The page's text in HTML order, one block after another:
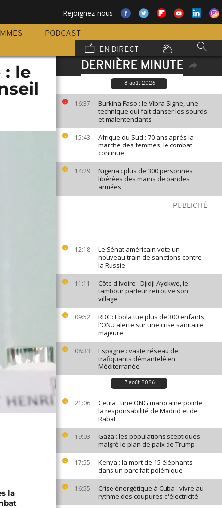
Rejoignez-nous
PODCAST
EN DIRECT
DERNIÈRE MINUTE
8 août 2026
16:37
Burkina Faso : le Vibra-Signe, une
technique qui fait danser les sourds
et malentendants
15:43
Afrique du Sud : 70 ans après la
marche des femmes, le combat
continue
14:29
Nigeria : plus de 300 personnes
libérées des mains de bandes
armées
PUBLICITÉ
12:18
Le Sénat américain vote un
nouveau train de sanctions contre
la Russie
11:11
Côte d'Ivoire : Djidji Ayokwe, le
tambour parleur retrouve son
village
09:52
RDC : Ebola tue plus de 300 enfants,
l'ONU alerte sur une crise sanitaire
majeure
08:33
Espagne : vaste réseau de
trafiquants démantelé en
Méditerranée
7 août 2026
21:06
Ceuta : une ONG marocaine pointe
la responsabilité de Madrid et de
Rabat
19:03
Gaza : les populations sceptiques
malgré le plan de paix de Trump
17:55
Kenya : la mort de 15 éléphants
dans un parc fait polémique
16:55
Crise énergétique à Cuba : vivre au
rythme des coupures d'électricité
: le
la